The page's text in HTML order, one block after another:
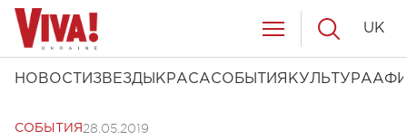
НОВОСТИ ЗВЕЗДЫ КРАСАСОБЫТИЯ КУЛЬТУРА
UK
СОБЫТИЯ 28.05.2019